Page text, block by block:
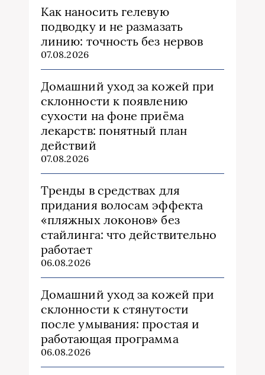
Как наносить гелевую
подводку и не размазать
линию: точность без нервов
07.08.2026
Домашний уход за кожей при
склонности к появлению
сухости на фоне приёма
лекарств: понятный план
действий
07.08.2026
Тренды в средствах для
придания волосам эффекта
«пляжных локонов» без
стайлинга: что действительно
работает
06.08.2026
Домашний уход за кожей при
склонности к стянутости
после умывания: простая и
работающая программа
06.08.2026